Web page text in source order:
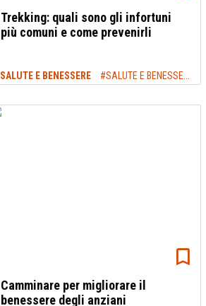
Trekking: quali sono gli infortuni
più comuni e come prevenirli
SALUTE E BENESSERE #SALUTE E BENESSERE
Camminare per migliorare il
benessere degli anziani